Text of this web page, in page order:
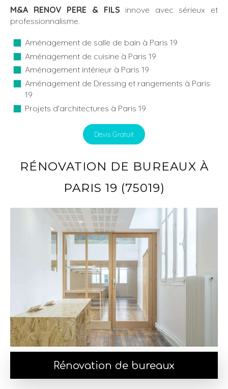
M&A RENOV PERE & FILS innove avec sérieux et
professionnalisme.
Aménagement de salle de bain à Paris 19
Aménagement de cuisine à Paris 19
Aménagement intérieur à Paris 19
Aménagement de Dressing et rangements à Paris
19
Projets d'architectures à Paris 19
Devis Gratuit
RÉNOVATION DE BUREAUX À
PARIS 19 (75019)
Rénovation de bureaux